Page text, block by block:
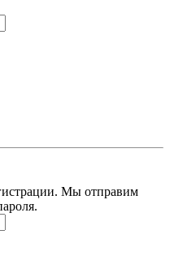
Мы отправим